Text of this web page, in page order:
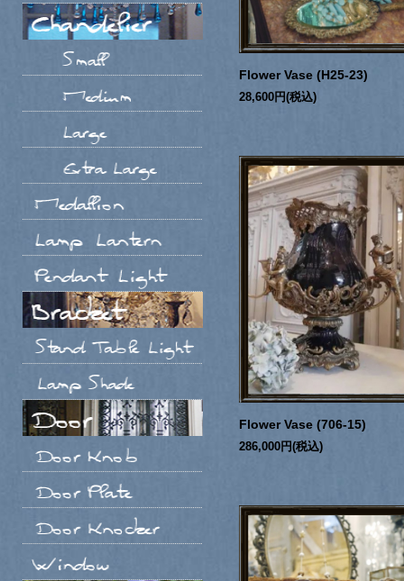
Flower Vase (H25-23)
28,600円(税込)
Flower Vase (706-15)
286,000円(税込)